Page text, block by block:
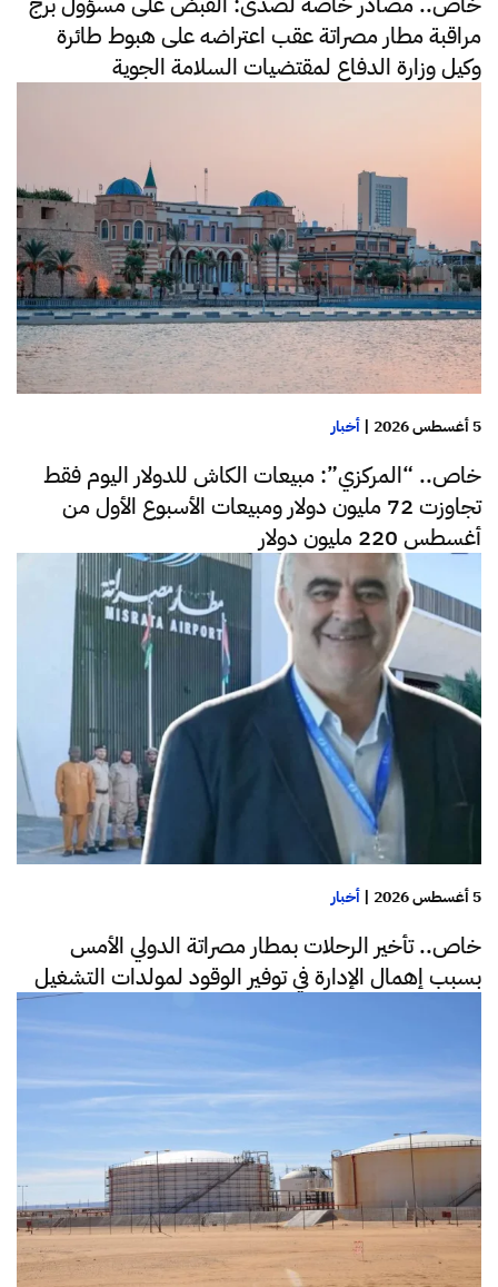
مراقبة مطار مصراتة عقب اعتراضه على هبوط طائرة
وكيل وزارة الدفاع لمقتضيات السلامة الجوية
5 أغسطس 2026 | أخبار
خاص.. “المركزي”: مبيعات الكاش للدولار اليوم فقط
تجاوزت 72 مليون دولار ومبيعات الأسبوع الأول من
أغسطس 220 مليون دولار
5 أغسطس 2026 | أخبار
خاص.. تأخير الرحلات بمطار مصراتة الدولي الأمس
بسبب إهمال الإدارة في توفير الوقود لمولدات التشغيل